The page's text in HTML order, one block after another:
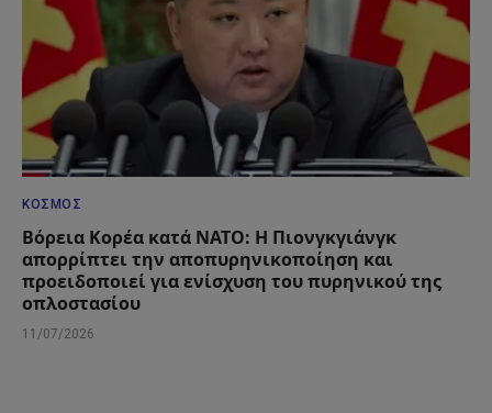
ΚΌΣΜΟΣ
Βόρεια Κορέα κατά ΝΑΤΟ: Η Πιονγκγιάνγκ
απορρίπτει την αποπυρηνικοποίηση και
προειδοποιεί για ενίσχυση του πυρηνικού της
οπλοστασίου
11/07/2026